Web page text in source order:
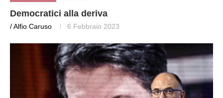
Democratici alla deriva
/ Alfio Caruso 6 Febbraio 2023